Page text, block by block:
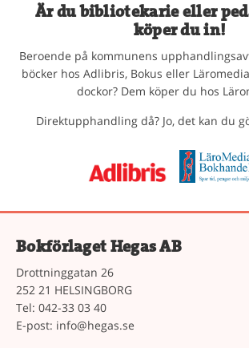
Är du bibliotekarie eller
köper du in!
Beroende på kommunens
böcker hos Adlibris, Bokus eller
dockor? Dem köper du hos
Direktupphandling då? Jo, det kan du
Bokförlaget Hegas AB
Drottninggatan 26
252 21 HELSINGBORG
Tel: 042-33 03 40
E-post: info@hegas.se